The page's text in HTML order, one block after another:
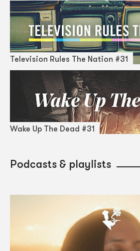
Television Rules The Nation #31
Wake Up The Dead #31
Podcasts & playlists